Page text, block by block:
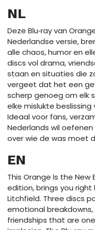
NL
Deze Blu‑ray van
Nederlandse versie,
alle chaos, humor en
discs vol drama,
staan en situaties die
vergeet dat het een
scherp genoeg om elk
elke mislukte
Ideaal voor fans,
Nederlands wil
over wie de was moet
EN
This Orange Is the New
edition, brings you
Litchfield. Three discs
emotional
friendships that are